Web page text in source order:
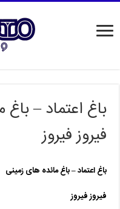
باغ اعتماد –
فیروز فیروز
باغ اعتماد – باغ مائده های زمینی
فیروز فیروز